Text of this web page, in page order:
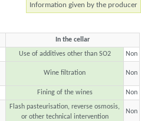
Information given by the producer
In the cellar
Use of additives other than SO2
Non
Wine filtration Non
Fining of the wines Non
Flash pasteurisation, reverse osmosis,
or other technical intervention
Non